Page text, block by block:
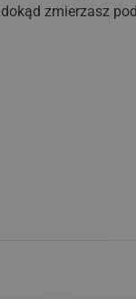
dokąd zmierzasz